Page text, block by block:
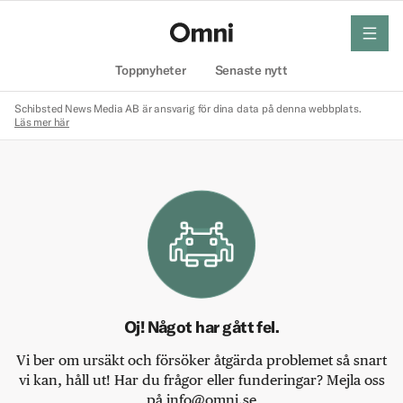
Toppnyheter Senaste nytt
meny
Schibsted News Media AB är ansvarig för dina data på denna webbplats.
Läs mer här
Oj! Något har gått fel.
Vi ber om ursäkt och försöker åtgärda problemet så snart
vi kan, håll ut! Har du frågor eller funderingar? Mejla oss